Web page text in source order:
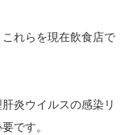
れらを現在飲食店で
炎ウイルスの感染リ
です。